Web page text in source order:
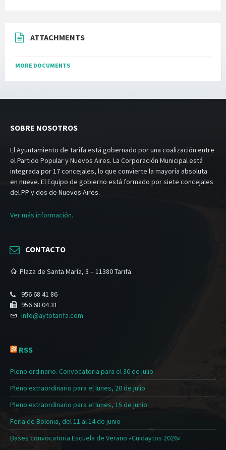
ATTACHMENTS
MORE DOCUMENTS
SOBRE NOSOTROS
El Ayuntamiento de Tarifa está gobernado por una coalización entre
el Partido Popular y Nuevos Aires. La Corporación Municipal está
integrada por 17 concejales, lo que convierte la mayoría absoluta
en nueve. El Equipo de gobierno está formado por siete concejales
del PP y dos de Nuevos Aires.
Ver más información.
CONTACTO
Plaza de Santa María, 3 – 11380 Tarifa
956 68 41 86
956 68 04 31
info@aytotarifa.com
RSS
Pleno ordinario. Convocatoria para el 30 de julio
Pleno extraordinario para el lunes, 20 de julio
Pleno extraordinario para el lunes, 15 de junio
Feria de Bolonia, del 11 al 14 de junio
Bases convocatoria Escuela de Verano «Cuidaytos 2026»